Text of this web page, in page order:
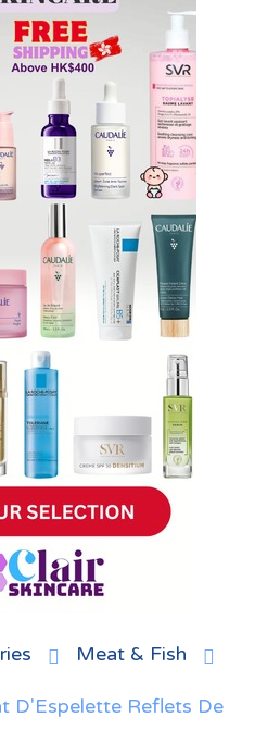
Meat & Fish
D'Espelette Reflets De